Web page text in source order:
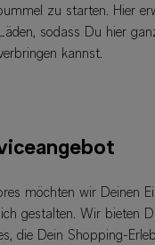
zu starten. Hier
sodass Du hier
kannst.
möchten wir Deinen
gestalten. Wir bieten
die Dein Shopping-